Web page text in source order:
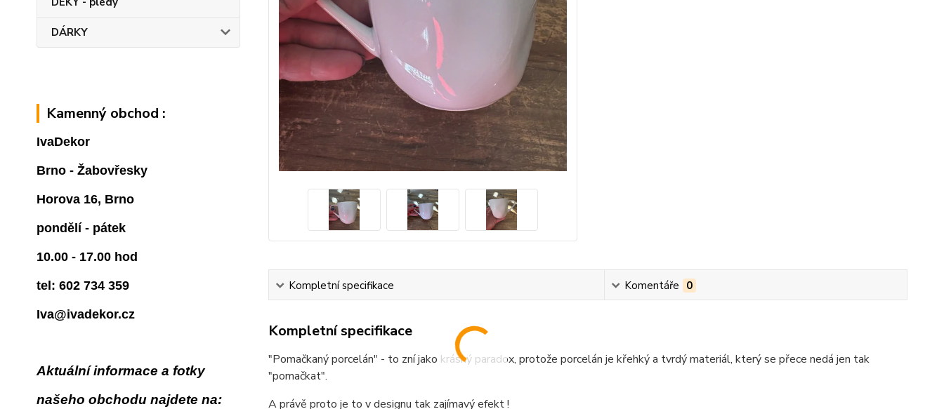
DÁRKY
Kamenný obchod :
IvaDekor
Brno - Žabovřesky
Horova 16, Brno
pondělí - pátek
10.00 - 17.00 hod
tel: 602 734 359
Iva@ivadekor.cz
Aktuální informace a fotky
našeho obchodu najdete na:
Kompletní specifikace Komentáře 0
Kompletní specifikace
"Pomačkaný porcelán" - to zní jako krásný paradox, protože porcelán je křehký a tvrdý materiál, který se přece nedá jen tak
"pomačkat".
A právě proto je to v designu tak zajímavý efekt !